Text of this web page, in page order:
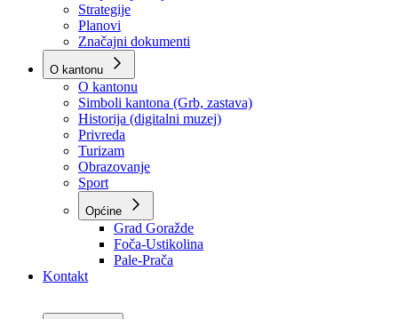
Poslovnik
Program rada Vlade
Ekspoze premijera
Strategije
Planovi
Značajni dokumenti
O kantonu
O kantonu
Simboli kantona (Grb, zastava)
Historija (digitalni muzej)
Privreda
Turizam
Obrazovanje
Sport
Općine